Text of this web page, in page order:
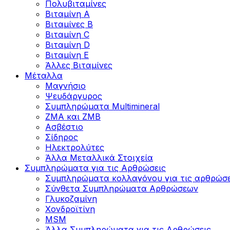
Πολυβιταμίνες
Βιταμίνη Α
Βιταμίνες Β
Βιταμίνη C
Βιταμίνη D
Βιταμίνη Ε
Άλλες Βιταμίνες
Μέταλλα
Μαγνήσιο
Ψευδάργυρος
Συμπληρώματα Multimineral
ZMA και ZMB
Ασβέστιο
Σίδηρος
Ηλεκτρολύτες
Άλλα Mεταλλικά Στοιχεία
Συμπληρώματα για τις Αρθρώσεις
Συμπληρώματα κολλαγόνου για τις
Σύνθετα Συμπληρώματα Αρθρώσεων
Γλυκοζαμίνη
Χονδροϊτίνη
MSM